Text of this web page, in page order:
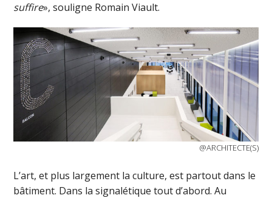
suffire», souligne Romain Viault.
@ARCHITECTE(S)
L’art, et plus largement la culture, est partout dans le
bâtiment. Dans la signalétique tout d’abord. Au